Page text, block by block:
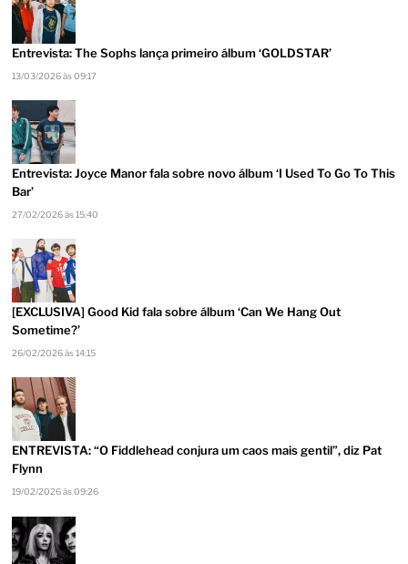
Entrevista: The Sophs lança primeiro álbum ‘GOLDSTAR’
13/03/2026 às 09:17
Entrevista: Joyce Manor fala sobre novo álbum ‘I Used To Go To This
Bar’
27/02/2026 às 15:40
[EXCLUSIVA] Good Kid fala sobre álbum ‘Can We Hang Out
Sometime?’
26/02/2026 às 14:15
ENTREVISTA: “O Fiddlehead conjura um caos mais gentil”, diz Pat
Flynn
19/02/2026 às 09:26